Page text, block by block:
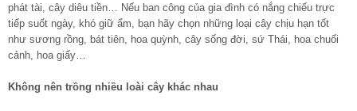
phát tài, cây diêu tiền… Nếu ban công của gia đình có nắng chiếu trực
tiếp suốt ngày, khó giữ ẩm, bạn hãy chọn những loại cây chịu hạn tốt
như sương rồng, bát tiên, hoa quỳnh, cây sống đời, sứ Thái, hoa chuối
cảnh, hoa giấy…
Không nên trồng nhiều loài cây khác nhau